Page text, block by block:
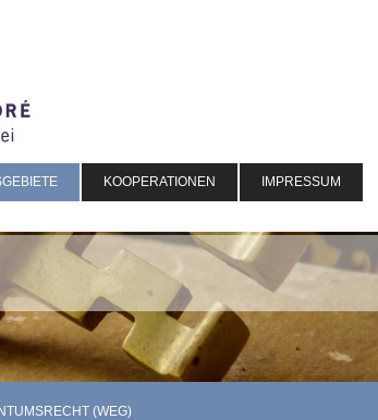
KOOPERATIONEN IMPRESSUM
(WEG)